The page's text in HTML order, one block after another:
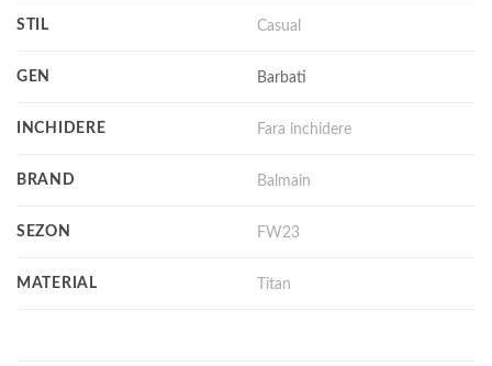
STIL Casual
GEN Barbati
INCHIDERE Fara inchidere
BRAND Balmain
SEZON FW23
MATERIAL Titan